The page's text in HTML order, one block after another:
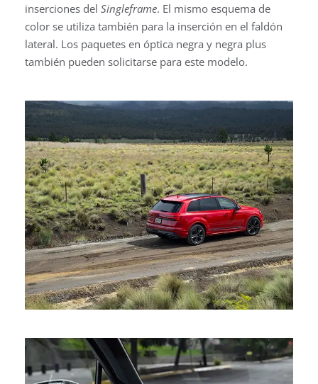
inserciones del Singleframe. El mismo esquema de
color se utiliza también para la inserción en el faldón
lateral. Los paquetes en óptica negra y negra plus
también pueden solicitarse para este modelo.